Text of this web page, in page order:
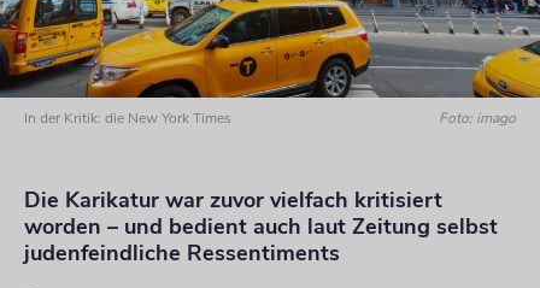
In der Kritik: die New York Times Foto: imago
Die Karikatur war zuvor vielfach kritisiert
worden – und bedient auch laut Zeitung selbst
judenfeindliche Ressentiments